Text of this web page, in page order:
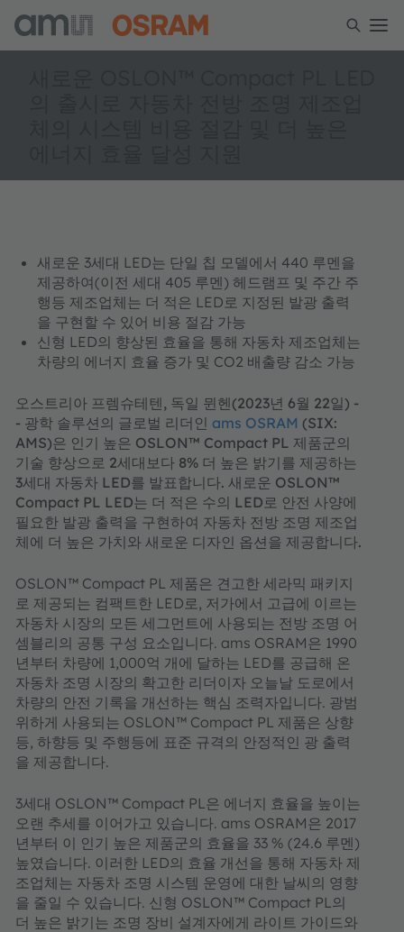
새로운 3세대 LED는 단일 칩 모델에서 440 루멘을
제공하여(이전 세대 405 루멘) 헤드램프 및 주간 주
행등 제조업체는 더 적은 LED로 지정된 발광 출력
을 구현할 수 있어 비용 절감 가능
신형 LED의 향상된 효율을 통해 자동차 제조업체는
차량의 에너지 효율 증가 및 CO2 배출량 감소 가능
오스트리아 프렘슈테텐, 독일 뮌헨(2023년 6월 22일) -
- 광학 솔루션의 글로벌 리더인 ams OSRAM (SIX:
AMS)은 인기 높은 OSLON™ Compact PL 제품군의
기술 향상으로 2세대보다 8% 더 높은 밝기를 제공하는
3세대 자동차 LED를 발표합니다. 새로운 OSLON™
Compact PL LED는 더 적은 수의 LED로 안전 사양에
필요한 발광 출력을 구현하여 자동차 전방 조명 제조업
체에 더 높은 가치와 새로운 디자인 옵션을 제공합니다.
OSLON™ Compact PL 제품은 견고한 세라믹 패키지
로 제공되는 컴팩트한 LED로, 저가에서 고급에 이르는
자동차 시장의 모든 세그먼트에 사용되는 전방 조명 어
셈블리의 공통 구성 요소입니다. ams OSRAM은 1990
년부터 차량에 1,000억 개에 달하는 LED를 공급해 온
자동차 조명 시장의 확고한 리더이자 오늘날 도로에서
차량의 안전 기록을 개선하는 핵심 조력자입니다. 광범
위하게 사용되는 OSLON™ Compact PL 제품은 상향
등, 하향등 및 주행등에 표준 규격의 안정적인 광 출력
을 제공합니다.
3세대 OSLON™ Compact PL은 에너지 효율을 높이는
오랜 추세를 이어가고 있습니다. ams OSRAM은 2017
년부터 이 인기 높은 제품군의 효율을 33 % (24.6 루멘)
높였습니다. 이러한 LED의 효율 개선을 통해 자동차 제
조업체는 자동차 조명 시스템 운영에 대한 날씨의 영향
을 줄일 수 있습니다. 신형 OSLON™ Compact PL의
더 높은 밝기는 조명 장비 설계자에게 라이트 가이드와